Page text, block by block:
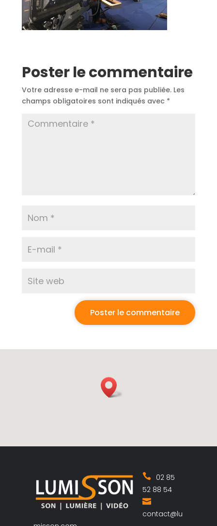
Poster le commentaire
Votre adresse e-mail ne sera pas publiée. Les
champs obligatoires sont indiqués avec *
02 85
52 88 54
contact@lu